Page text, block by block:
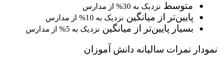
متوسط نزدیک به 30% از مدارس
پایین‌تر از میانگین نزدیک به 10% از مدارس
بسیار پایین‌تر از میانگین نزدیک به 5% از مدارس
نمودار نمرات سالیانه دانش آموزان